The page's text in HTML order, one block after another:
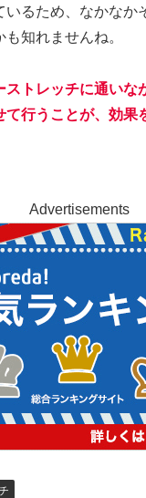
いるため、なかなか
知れませんね。
ストレッチに通いな
て行うことが、効果
Advertisements